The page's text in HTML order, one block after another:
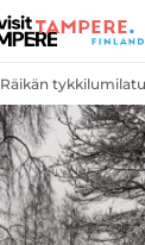
Räikän tykkilumilatu